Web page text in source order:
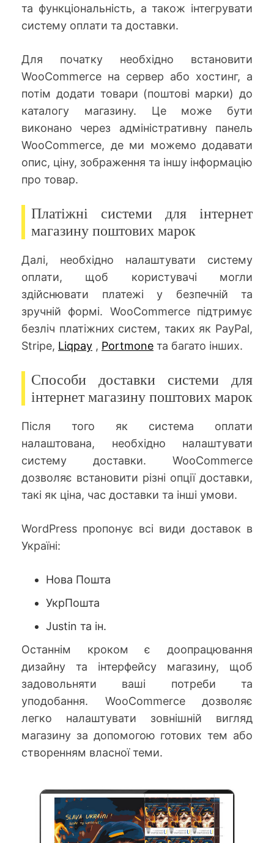
та функціональність, а також інтегрувати
систему оплати та доставки.
Для початку необхідно встановити
WooCommerce на сервер або хостинг, а
потім додати товари (поштові марки) до
каталогу магазину. Це може бути
виконано через адміністративну панель
WooCommerce, де ми можемо додавати
опис, ціну, зображення та іншу інформацію
про товар.
Платіжні системи для інтернет
магазину поштових марок
Далі, необхідно налаштувати систему
оплати, щоб користувачі могли
здійснювати платежі у безпечній та
зручній формі. WooCommerce підтримує
безліч платіжних систем, таких як PayPal,
Stripe, Liqpay , Portmone та багато інших.
Способи доставки системи для
інтернет магазину поштових марок
Після того як система оплати
налаштована, необхідно налаштувати
систему доставки. WooCommerce
дозволяє встановити різні опції доставки,
такі як ціна, час доставки та інші умови.
WordPress пропонує всі види доставок в
Україні:
Нова Пошта
УкрПошта
Justin та ін.
Останнім кроком є ​​доопрацювання
дизайну та інтерфейсу магазину, щоб
задовольняти ваші потреби та
уподобання. WooCommerce дозволяє
легко налаштувати зовнішній вигляд
магазину за допомогою готових тем або
створенням власної теми.